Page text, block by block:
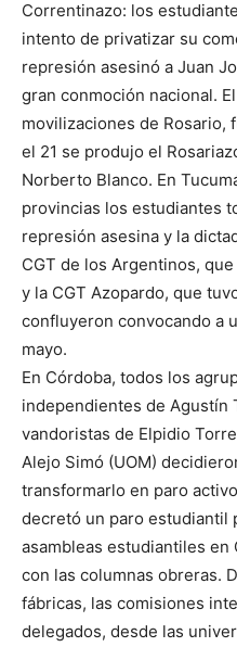
Correntinazo: los
intento de privatizar su
represión asesinó a Juan
gran conmoción nacional.
movilizaciones de Rosario,
el 21 se produjo el
Norberto Blanco. En
provincias los estudiantes
represión asesina y la
CGT de los Argentinos,
y la CGT Azopardo, que
confluyeron convocando a
mayo.
En Córdoba, todos los
independientes de Agustín
vandoristas de Elpidio
Alejo Simó (UOM)
transformarlo en paro
decretó un paro estudiantil
asambleas estudiantiles
con las columnas obreras.
fábricas, las comisiones
delegados, desde las